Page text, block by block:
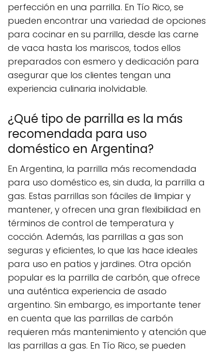
perfección en una parrilla. En Tío Rico, se
pueden encontrar una variedad de opciones
para cocinar en su parrilla, desde las carne
de vaca hasta los mariscos, todos ellos
preparados con esmero y dedicación para
asegurar que los clientes tengan una
experiencia culinaria inolvidable.
¿Qué tipo de parrilla es la más
recomendada para uso
doméstico en Argentina?
En Argentina, la parrilla más recomendada
para uso doméstico es, sin duda, la parrilla a
gas. Estas parrillas son fáciles de limpiar y
mantener, y ofrecen una gran flexibilidad en
términos de control de temperatura y
cocción. Además, las parrillas a gas son
seguras y eficientes, lo que las hace ideales
para uso en patios y jardines. Otra opción
popular es la parrilla de carbón, que ofrece
una auténtica experiencia de asado
argentino. Sin embargo, es importante tener
en cuenta que las parrillas de carbón
requieren más mantenimiento y atención que
las parrillas a gas. En Tío Rico, se pueden